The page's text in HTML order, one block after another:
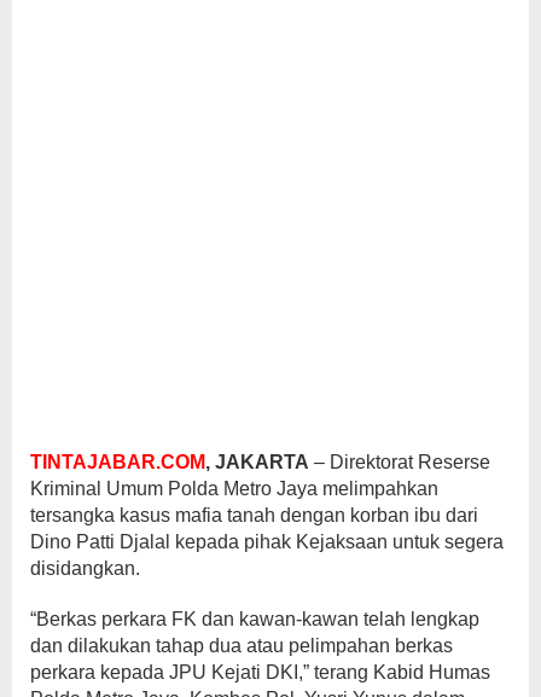
TINTAJABAR.COM, JAKARTA – Direktorat Reserse
Kriminal Umum Polda Metro Jaya melimpahkan
tersangka kasus mafia tanah dengan korban ibu dari
Dino Patti Djalal kepada pihak Kejaksaan untuk segera
disidangkan.
“Berkas perkara FK dan kawan-kawan telah lengkap
dan dilakukan tahap dua atau pelimpahan berkas
perkara kepada JPU Kejati DKI,” terang Kabid Humas